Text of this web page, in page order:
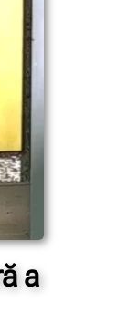
a